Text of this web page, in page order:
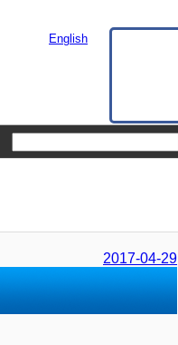
English
2017-04-29